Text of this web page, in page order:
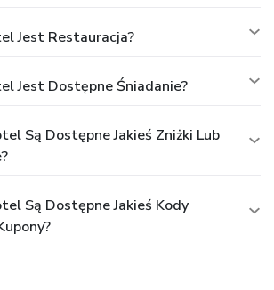
Jest Restauracja?
Jest Dostępne Śniadanie?
Są Dostępne Jakieś Zniżki Lub
Są Dostępne Jakieś Kody